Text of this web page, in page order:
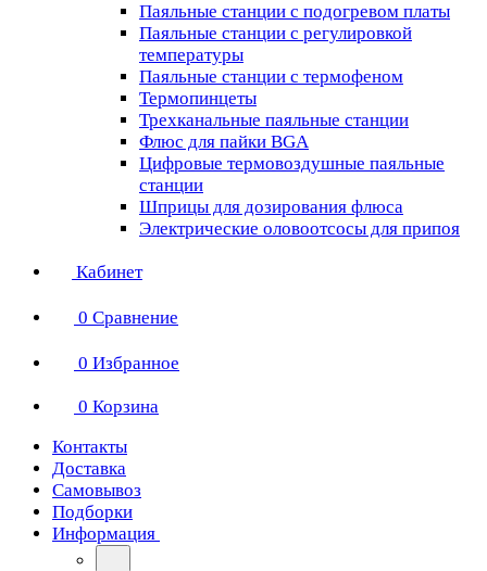
Паяльные станции с подогревом платы
Паяльные станции с регулировкой
температуры
Паяльные станции с термофеном
Термопинцеты
Трехканальные паяльные станции
Флюс для пайки BGA
Цифровые термовоздушные паяльные
станции
Шприцы для дозирования флюса
Электрические оловоотсосы для припоя
Кабинет
0 Сравнение
0 Избранное
0 Корзина
Контакты
Доставка
Самовывоз
Подборки
Информация